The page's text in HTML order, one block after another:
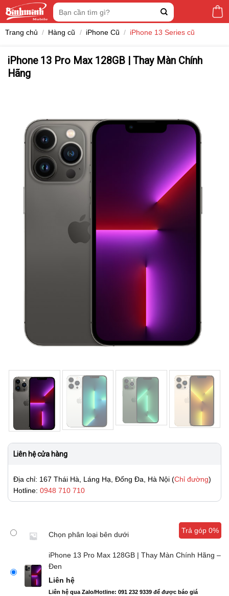
Tìm
kiếm:
Trang chủ / Hàng cũ / iPhone Cũ / iPhone 13 Series cũ
iPhone 13 Pro Max 128GB | Thay Màn Chính
Hãng
Liên hệ cửa hàng
Địa chỉ: 167 Thái Hà, Láng Hạ, Đống Đa, Hà Nội (Chỉ đường)
Hotline: 0948 710 710
Trả góp 0%
Chọn phân loại bên dưới
iPhone 13 Pro Max 128GB | Thay Màn Chính Hãng –
Đen
Liên hệ
Liên hệ qua Zalo/Hotline: 091 232 9339 để được báo giá
Trả góp 0%